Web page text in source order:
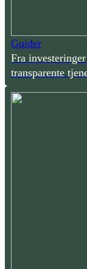
Guider
Fra
transparente